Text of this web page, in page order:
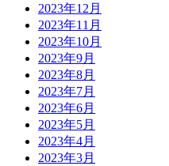
2023年12月
2023年11月
2023年10月
2023年9月
2023年8月
2023年7月
2023年6月
2023年5月
2023年4月
2023年3月